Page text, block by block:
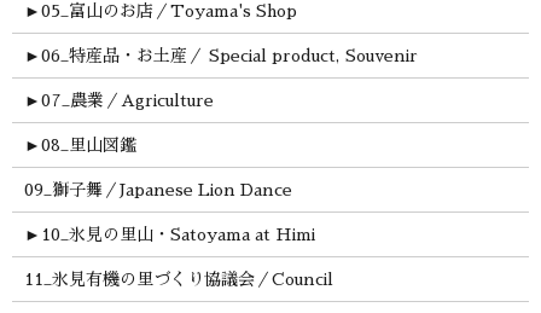
► 05_富山のお店／Toyama's Shop
► 06_特産品・お土産／ Special product, Souvenir
► 07_農業／Agriculture
► 08_里山図鑑
09_獅子舞／Japanese Lion Dance
► 10_氷見の里山・Satoyama at Himi
11_氷見有機の里づくり協議会／Council